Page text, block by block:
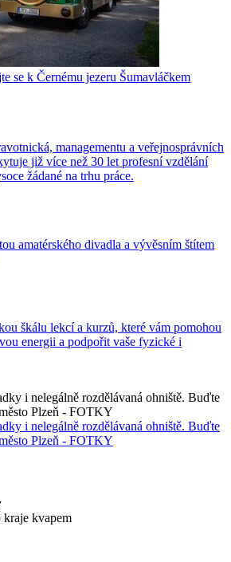
se k Černému jezeru Šumavláčkem
managementu a veřejnosprávních
již více než 30 let profesní vzdělání
žádané na trhu práce.
amatérského divadla a vývěsním štítem
škálu lekcí a kurzů, které vám pomohou
energii a podpořit vaše fyzické i
i nelegálně rozdělávaná ohniště. Buďte
Plzeň - FOTKY
i nelegálně rozdělávaná ohniště. Buďte
Plzeň - FOTKY
kraje kvapem